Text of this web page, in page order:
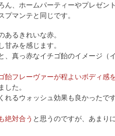
、ホームパーティーやプレゼン
マンテと同じです。
あるきれいな赤。
みを感じます。
、真っ赤なイチゴ飴のイメージ（
フレーヴァーが程よいボディ感
た。
れるウォッシュ効果も良かったで
絶対合う と思うのですが、あまり